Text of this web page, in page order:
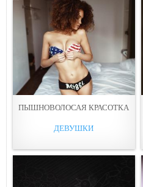
ПЫШНОВОЛОСАЯ КРАСОТКА
ДЕВУШКИ